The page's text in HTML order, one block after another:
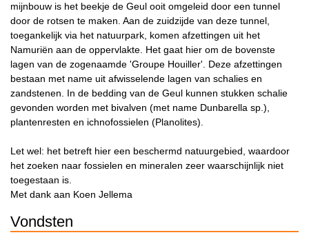
mijnbouw is het beekje de Geul ooit omgeleid door een tunnel
door de rotsen te maken. Aan de zuidzijde van deze tunnel,
toegankelijk via het natuurpark, komen afzettingen uit het
Namuriën aan de oppervlakte. Het gaat hier om de bovenste
lagen van de zogenaamde 'Groupe Houiller'. Deze afzettingen
bestaan met name uit afwisselende lagen van schalies en
zandstenen. In de bedding van de Geul kunnen stukken schalie
gevonden worden met bivalven (met name Dunbarella sp.),
plantenresten en ichnofossielen (Planolites).
Let wel: het betreft hier een beschermd natuurgebied, waardoor
het zoeken naar fossielen en mineralen zeer waarschijnlijk niet
toegestaan is.
Met dank aan Koen Jellema
Vondsten